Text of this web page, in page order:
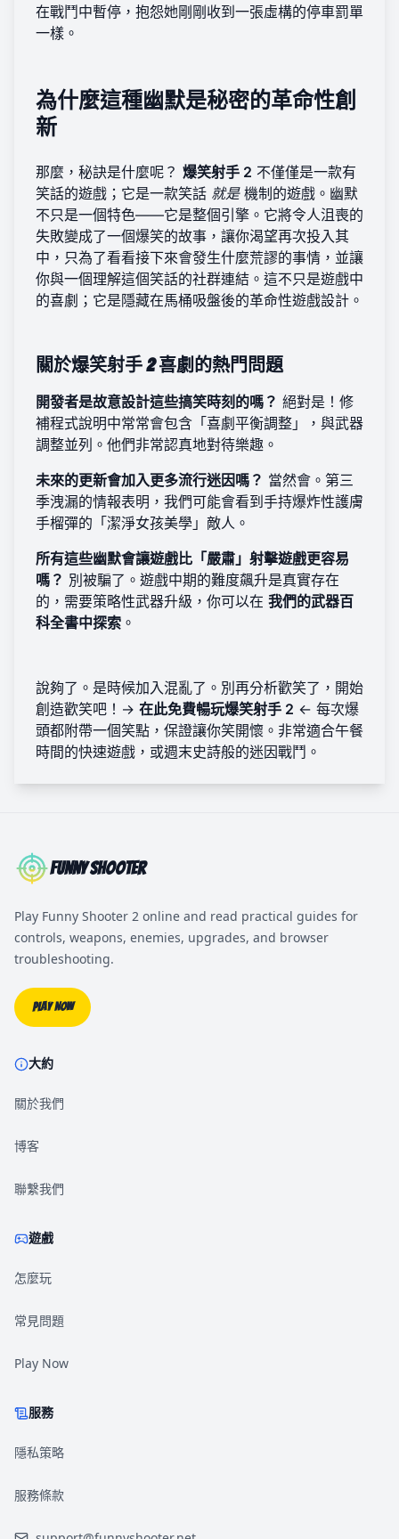
在戰鬥中暫停，抱怨她剛剛收到一張虛構的停車罰單
一樣。
為什麼這種幽默是秘密的革命性創
新
那麼，秘訣是什麼呢？ 爆笑射手 2 不僅僅是一款有
笑話的遊戲；它是一款笑話 就是機制的遊戲。幽默
不只是一個特色——它是整個引擎。它將令人沮喪的
失敗變成了一個爆笑的故事，讓你渴望再次投入其
中，只為了看看接下來會發生什麼荒謬的事情，並讓
你與一個理解這個笑話的社群連結。這不只是遊戲中
的喜劇；它是隱藏在馬桶吸盤後的革命性遊戲設計。
關於爆笑射手 2 喜劇的熱門問題
開發者是故意設計這些搞笑時刻的嗎？ 絕對是！修
補程式說明中常常會包含「喜劇平衡調整」，與武器
調整並列。他們非常認真地對待樂趣。
未來的更新會加入更多流行迷因嗎？ 當然會。第三
季洩漏的情報表明，我們可能會看到手持爆炸性護膚
手榴彈的「潔淨女孩美學」敵人。
所有這些幽默會讓遊戲比「嚴肅」射擊遊戲更容易
嗎？ 別被騙了。遊戲中期的難度飆升是真實存在
的，需要策略性武器升級，你可以在 我們的武器百
科全書中探索 。
說夠了。是時候加入混亂了。別再分析歡笑了，開始
創造歡笑吧！→ 在此免費暢玩爆笑射手 2 ← 每次爆
頭都附帶一個笑點，保證讓你笑開懷。非常適合午餐
時間的快速遊戲，或週末史詩般的迷因戰鬥。
Funny Shooter
Play Funny Shooter 2 online and read practical guides for
controls, weapons, enemies, upgrades, and browser
troubleshooting.
Play Now
大約
關於我們
博客
聯繫我們
遊戲
怎麼玩
常見問題
Play Now
服務
隱私策略
服務條款